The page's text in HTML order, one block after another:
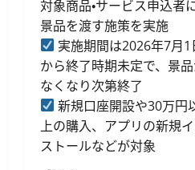
対象商品・サービス申込者
景品を渡す施策を実施
実施期間は2026年7月1
から終了時期未定で、景
なくなり次第終了
新規口座開設や30万円
上の購入、アプリの新規
ストールなどが対象